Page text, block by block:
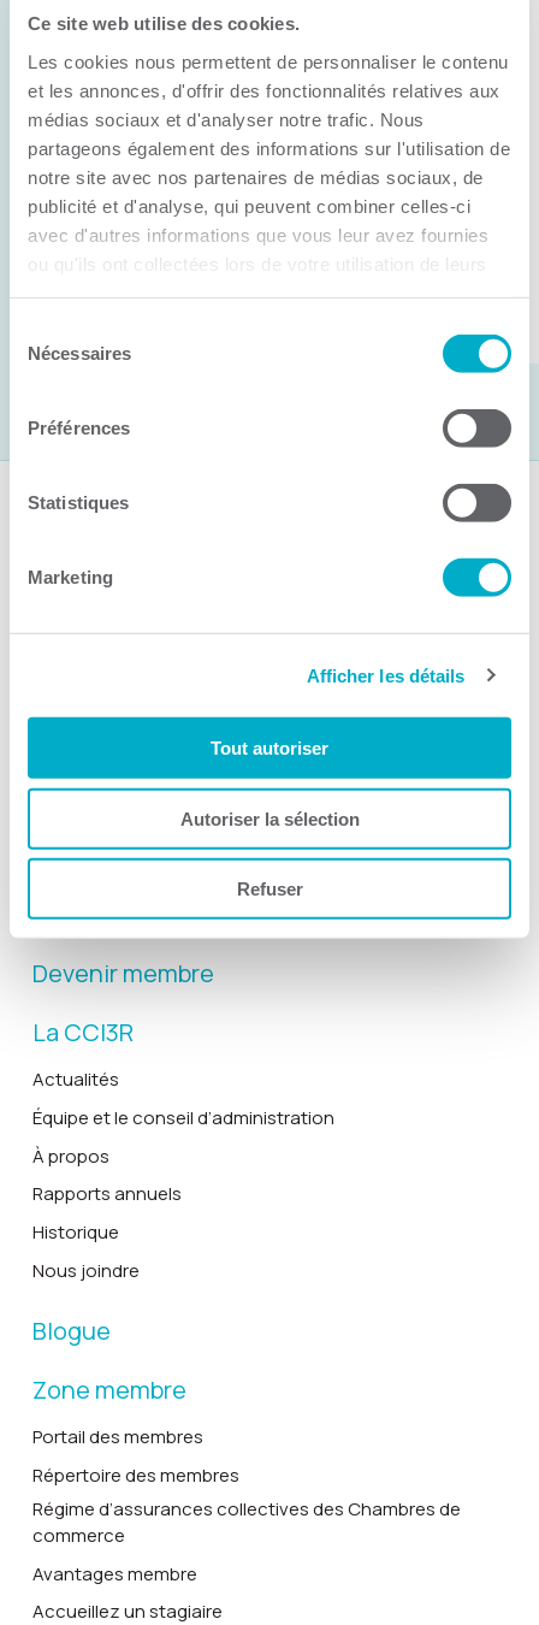
Ce site web utilise des cookies.
Les cookies nous permettent de personnaliser le contenu
et les annonces, d'offrir des fonctionnalités relatives aux
médias sociaux et d'analyser notre trafic. Nous
partageons également des informations sur l'utilisation de
notre site avec nos partenaires de médias sociaux, de
publicité et d'analyse, qui peuvent combiner celles-ci
avec d'autres informations que vous leur avez fournies
ou qu'ils ont collectées lors de votre utilisation de leurs
Nécessaires
Préférences
Statistiques
Marketing
Afficher les détails
Tout autoriser
Autoriser la sélection
Refuser
11 juin 2026
Anick Métivier devient le nouveau
président de la CCI3R
C’est lors de son assemblée générale annuelle
tenue hier que la Chambre de commerce et
d’industries de ...
Lire la suite
Suivez-nous
Activités
Gala Radisson
Solutions TI
Devenir membre
La CCI3R
Actualités
Équipe et le conseil d’administration
À propos
Rapports annuels
Historique
Nous joindre
Blogue
Zone membre
Portail des membres
Répertoire des membres
Régime d’assurances collectives des Chambres de
commerce
Avantages membre
Accueillez un stagiaire